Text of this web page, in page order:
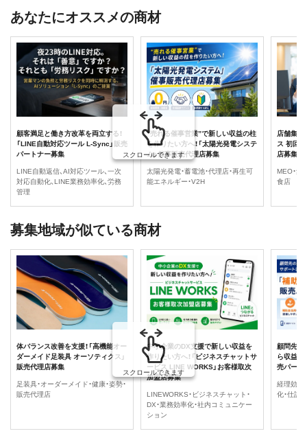
あなたにオススメの商材
顧客満足と働き方改革を両立する！
「LINE自動対応ツール L-Sync」販売
パートナー募集
LINE自動返信、AI対応ツール、一次
対応自動化、LINE業務効率化、労務
管理
“売れる催事営業”で新しい収益の柱
を作りたい方へ！「太陽光発電システ
ム」催事販売代理店募集
太陽光発電・蓄電池・代理店・再生可
能エネルギー・V2H
店舗集客
ス 初回
店募集
MEO・集
食店
スクロールできます
募集地域が似ている商材
体バランス改善を支援！「高機能オー
ダーメイド足装具 オーソティクス」
販売代理店募集
足装具・オーダーメイド・健康・姿勢・
販売代理店
中小企業のDX支援で新しい収益を
作りたい方へ！「ビジネスチャットサ
ービス LINE WORKS」お客様取次
加盟店募集
LINEWORKS・ビジネスチャット・
DX・業務効率化・社内コミュニケー
ション
顧問先の
ら収益化
売パート
経理効率
化・仕訳
スクロールできます